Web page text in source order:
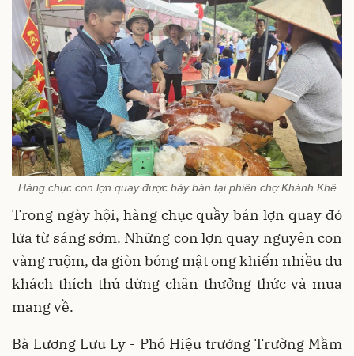
Hàng chục con lợn quay được bày bán tại phiên chợ Khánh Khê
Trong ngày hội, hàng chục quầy bán lợn quay đỏ
lửa từ sáng sớm. Những con lợn quay nguyên con
vàng ruộm, da giòn bóng mật ong khiến nhiều du
khách thích thú dừng chân thưởng thức và mua
mang về.
Bà Lương Lưu Ly - Phó Hiệu trưởng Trường Mầm